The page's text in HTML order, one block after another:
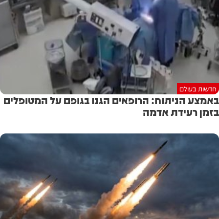
חדשות בעולם
באמצע הניתוח: הרופאים הגנו בגופם על המטופלים
בזמן רעידת אדמה